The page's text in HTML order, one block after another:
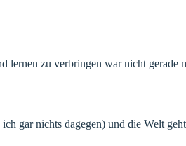
zu verbringen war nicht gerade
gar nichts dagegen) und die Welt